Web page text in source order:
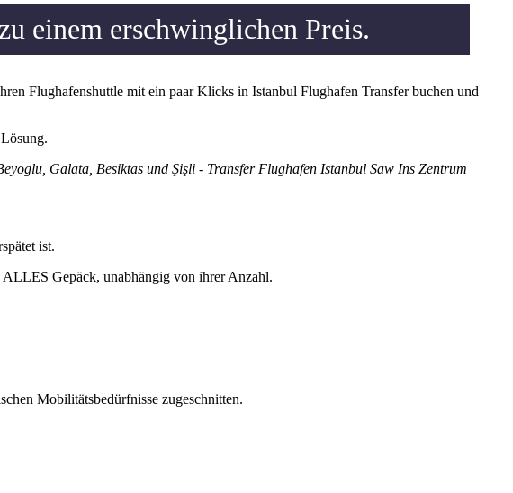
einem erschwinglichen Preis.
Flughafenshuttle mit ein paar Klicks in Istanbul Flughafen Transfer buchen und
Galata, Besiktas und Şişli - Transfer Flughafen Istanbul Saw Ins Zentrum
ist.
ALLES Gepäck, unabhängig von ihrer Anzahl.
Mobilitätsbedürfnisse zugeschnitten.